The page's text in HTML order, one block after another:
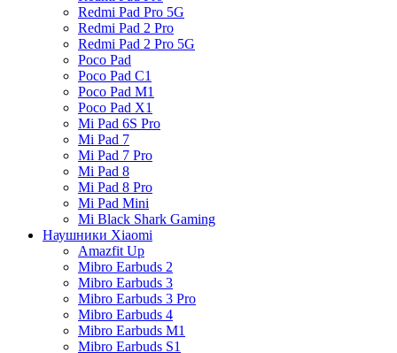
Redmi Pad Pro 5G
Redmi Pad 2 Pro
Redmi Pad 2 Pro 5G
Poco Pad
Poco Pad C1
Poco Pad M1
Poco Pad X1
Mi Pad 6S Pro
Mi Pad 7
Mi Pad 7 Pro
Mi Pad 8
Mi Pad 8 Pro
Mi Pad Mini
Mi Black Shark Gaming
Наушники Xiaomi
Amazfit Up
Mibro Earbuds 2
Mibro Earbuds 3
Mibro Earbuds 3 Pro
Mibro Earbuds 4
Mibro Earbuds M1
Mibro Earbuds S1